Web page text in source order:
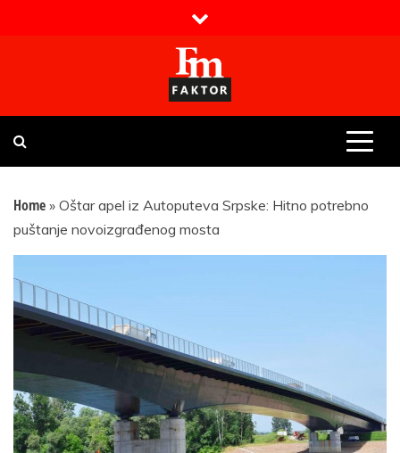
Faktor magazin
Uvijek presudan
Home » Oštar apel iz Autoputeva Srpske: Hitno potrebno
puštanje novoizgrađenog mosta